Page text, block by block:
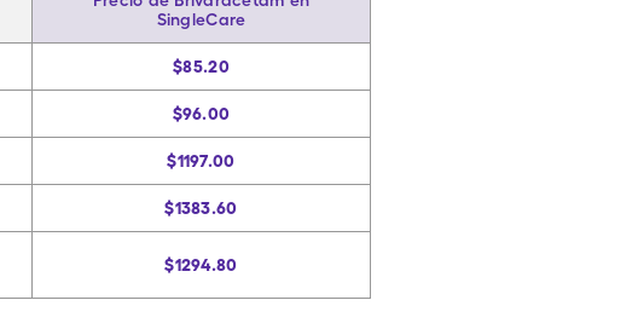
SingleCare
$85.20
$96.00
$1197.00
$1383.60
$1294.80